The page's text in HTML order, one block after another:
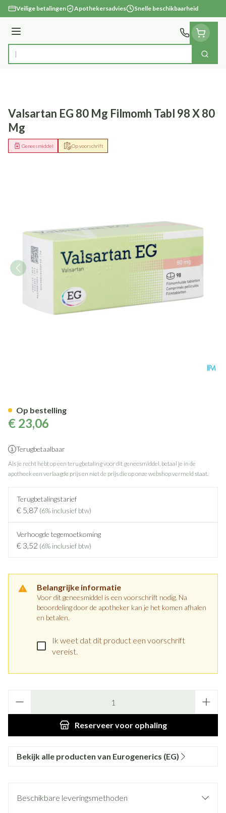
Ga naar de inhoud
Veilige betalingen Apothekersadvies Snelle beschikbaarheid
Menu
Product, merk, categorie... Zoek
Valsartan EG 80 Mg Filmomh Tabl 98 X 80
Mg
Op voorschrift
Geneesmiddel
€ 23,06
Terugbetaalbaar
Als je recht hebt op een terugbetaling voor dit geneesmiddel, betaal je in de
apotheek een verlaagde prijs en niet de prijs die op onze webshop vermeld staat.
Terugbetalingstarief
€ 5,87 (6% inclusief btw)
Verhoogde tegemoetkoming
€ 3,52 (6% inclusief btw)
Belangrijke informatie
Voor dit geneesmiddel is een voorschrift nodig. Na
beoordeling door de apotheker kan je het komen afhalen
en betalen.
Ik weet dat dit product een voorschrift
vereist.
Reserveervoor ophaling
Op bestelling
Bekijk alle producten van Eurogenerics (EG)
Beschikbare leveringsmethoden